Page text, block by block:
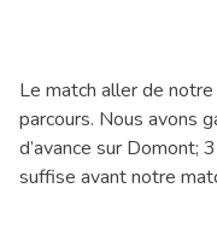
Le match aller de
parcours. Nous avons
d’avance sur Domont;
suffise avant notre